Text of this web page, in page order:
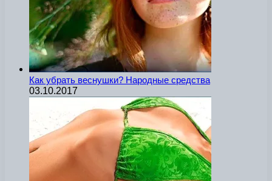
Как убрать веснушки? Народные средства
03.10.2017